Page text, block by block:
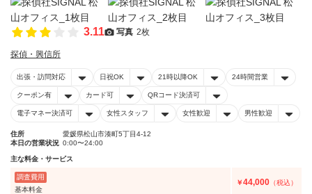
3.11 写真 2枚
探偵・興信所
出張・訪問対応 日祝OK 21時以降OK 24時間営業
クーポン有 カード可 QRコード決済可
電子マネー決済可 女性スタッフ 女性歓迎 男性歓迎
住所
愛媛県松山市湊町5丁目4-12
本日の営業状況 0:00〜24:00
主な料金・サービス
調査費用
基本料金
￥44,000 （税込）